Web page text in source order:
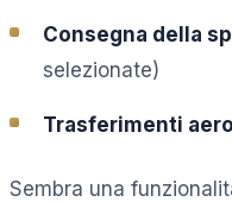
Consegna della
selezionate)
Trasferimenti
Sembra una